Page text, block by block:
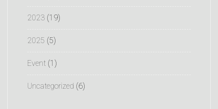
2023 (19)
2025 (5)
Event (1)
Uncategorized (6)